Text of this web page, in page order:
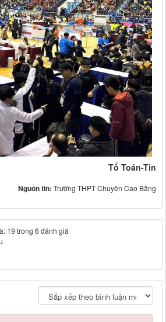
Tổ Toán-Tin
Nguồn tin: Trường THPT Chuyên Cao Bằng
19 trong 6 đánh giá